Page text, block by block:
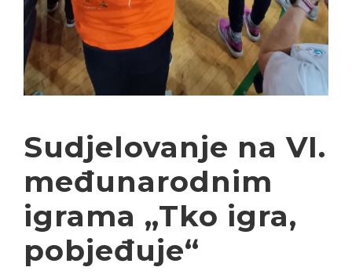
Sudjelovanje na VI.
međunarodnim
igrama „Tko igra,
pobjeđuje“